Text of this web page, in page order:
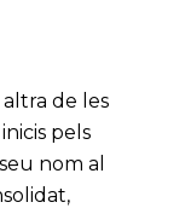
de les
pels
nom al